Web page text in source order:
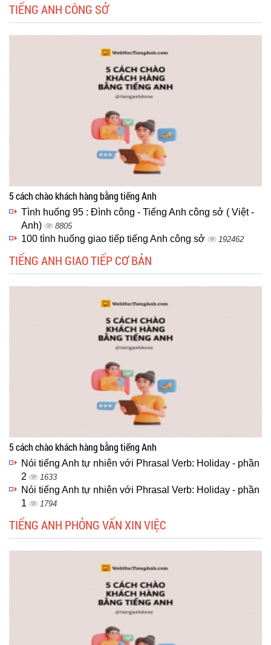
TIẾNG ANH CÔNG SỞ
5 cách chào khách hàng bằng tiếng Anh
Tình huống 95 : Đình công - Tiếng Anh công sở ( Việt -
Anh)
8805
100 tình huống giao tiếp tiếng Anh công sở 192462
TIẾNG ANH GIAO TIẾP CƠ BẢN
5 cách chào khách hàng bằng tiếng Anh
Nói tiếng Anh tự nhiên với Phrasal Verb: Holiday - phần
2
1633
Nói tiếng Anh tự nhiên với Phrasal Verb: Holiday - phần
1
1794
TIẾNG ANH PHỎNG VẤN XIN VIỆC